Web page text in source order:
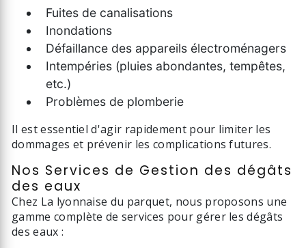
Fuites de canalisations
Inondations
Défaillance des appareils électroménagers
Intempéries (pluies abondantes, tempêtes,
etc.)
Problèmes de plomberie
Il est essentiel d'agir rapidement pour limiter les
dommages et prévenir les complications futures.
Nos Services de Gestion des dégâts
des eaux
Chez La lyonnaise du parquet, nous proposons une
gamme complète de services pour gérer les dégâts
des eaux :